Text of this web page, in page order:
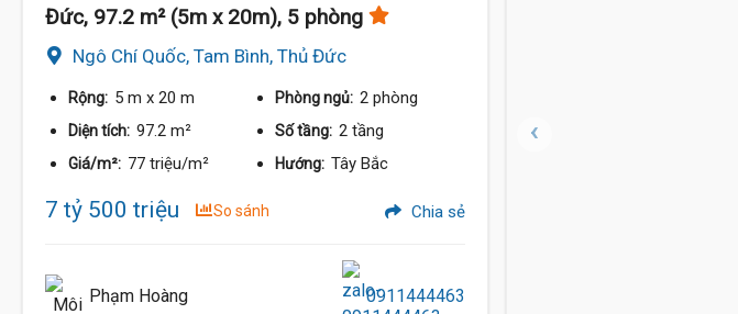
Đức, 97.2 m² (5m x 20m), 5 phòng
Ngô Chí Quốc, Tam Bình, Thủ Đức
Rộng: 5 m x 20 m Phòng ngủ: 2 phòng
Diện tích: 97.2 m² Số tầng: 2 tầng
Giá/m²: 77 triệu/m² Hướng: Tây Bắc
7 tỷ 500 triệu So sánh Chia sẻ
Phạm Hoàng 0911444463